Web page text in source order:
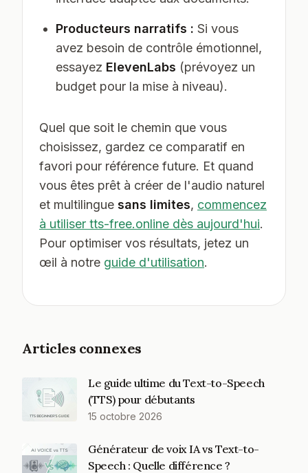
Producteurs narratifs : Si vous
avez besoin de contrôle émotionnel,
essayez ElevenLabs (prévoyez un
budget pour la mise à niveau).
Quel que soit le chemin que vous
choisissez, gardez ce comparatif en
favori pour référence future. Et quand
vous êtes prêt à créer de l'audio naturel
et multilingue sans limites, commencez
à utiliser tts-free.online dès aujourd'hui.
Pour optimiser vos résultats, jetez un
œil à notre guide d'utilisation.
Articles connexes
Le guide ultime du Text-to-Speech
(TTS) pour débutants
15 octobre 2026
Générateur de voix IA vs Text-to-
Speech : Quelle différence ?